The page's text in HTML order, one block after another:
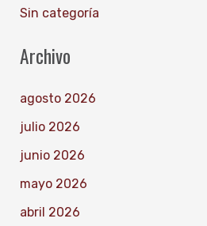
Sin categoría
Archivo
agosto 2026
julio 2026
junio 2026
mayo 2026
abril 2026